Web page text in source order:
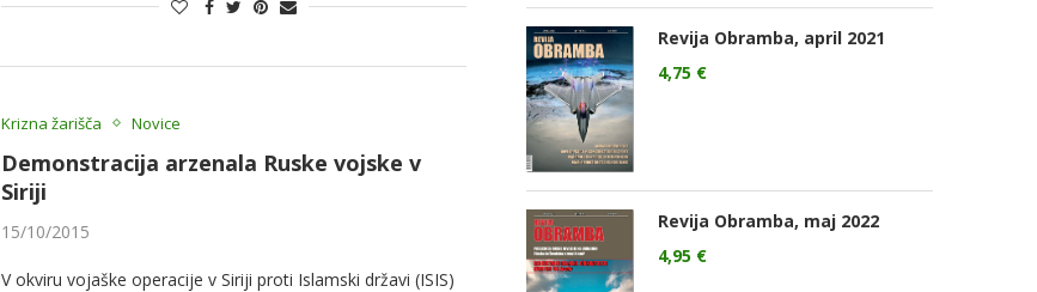
Krizna žarišča Novice
Demonstracija arzenala Ruske vojske v
Siriji
15/10/2015
V okviru vojaške operacije v Siriji proti Islamski državi (ISIS)
Revija Obramba, april 2021
4,75 €
Revija Obramba, maj 2022
4,95 €